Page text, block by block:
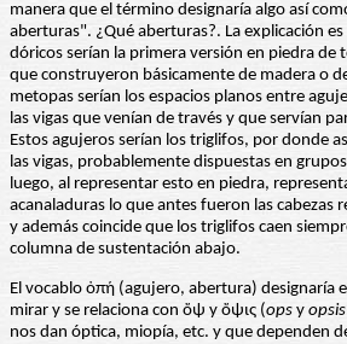
manera que el término designaría algo así
aberturas". ¿Qué aberturas?. La explicación
dóricos serían la primera versión en piedra de
que construyeron básicamente de madera o
metopas serían los espacios planos entre
las vigas que venían de través y que servían
Estos agujeros serían los triglifos, por donde
las vigas, probablemente dispuestas en
luego, al representar esto en piedra,
acanaladuras lo que antes fueron las cabezas
y además coincide que los triglifos caen
columna de sustentación abajo.
El vocablo ὀπή (agujero, abertura) designaría
mirar y se relaciona con ὄψ y ὄψις (ops y opsis
nos dan óptica, miopía, etc. y que dependen